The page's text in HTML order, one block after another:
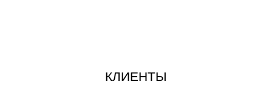
КЛИЕНТЫ